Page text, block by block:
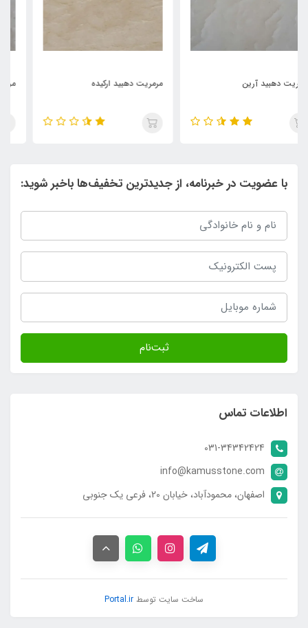
مرمریت دهبید ارکیده مرمریت دهبید کوه سفید
با عضویت در خبرنامه، از جدیدترین تخفیف‌ها باخبر شوید:
ثبت‌نام
اطلاعات تماس
031-34342424
info@kamusstone.com
اصفهان، محمودآباد، خیابان 20، فرعی یک جنوبی
ساخت سایت توسط Portal.ir